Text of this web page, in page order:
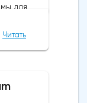
из
для
Читать